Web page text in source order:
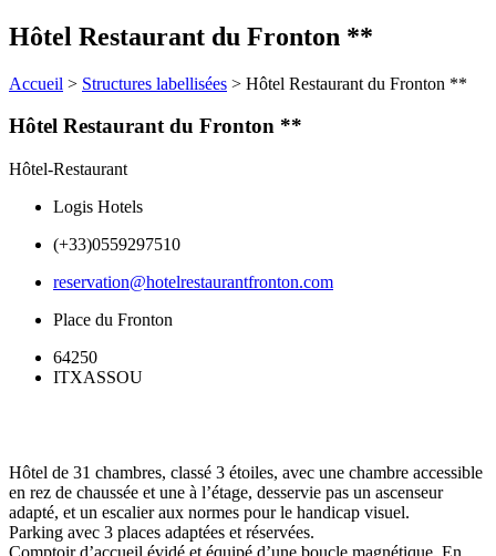
Hôtel Restaurant du Fronton **
Accueil > Structures labellisées > Hôtel Restaurant du Fronton **
Hôtel Restaurant du Fronton **
Hôtel-Restaurant
Logis Hotels
(+33)0559297510
reservation@hotelrestaurantfronton.com
Place du Fronton
64250
ITXASSOU
Hôtel de 31 chambres, classé 3 étoiles, avec une chambre accessible
en rez de chaussée et une à l’étage, desservie pas un ascenseur
adapté, et un escalier aux normes pour le handicap visuel.
Parking avec 3 places adaptées et réservées.
Comptoir d’accueil évidé et équipé d’une boucle magnétique. En